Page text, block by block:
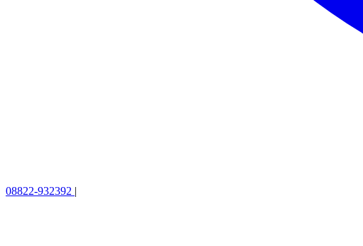
08822-932392 |